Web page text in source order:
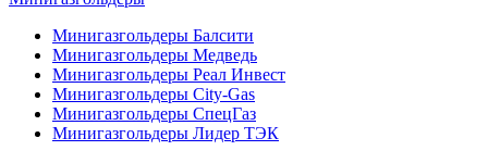
Минигазгольдеры Балсити
Минигазгольдеры Медведь
Минигазгольдеры Реал Инвест
Минигазгольдеры City-Gas
Минигазгольдеры СпецГаз
Минигазгольдеры Лидер ТЭК